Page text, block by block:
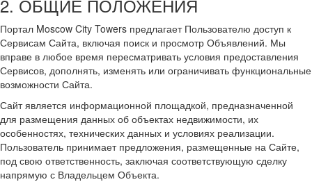
2. ОБЩИЕ ПОЛОЖЕНИЯ
Портал Moscow City Towers предлагает Пользователю доступ к
Сервисам Сайта, включая поиск и просмотр Объявлений. Мы
вправе в любое время пересматривать условия предоставления
Сервисов, дополнять, изменять или ограничивать функциональные
возможности Сайта.
Сайт является информационной площадкой, предназначенной
для размещения данных об объектах недвижимости, их
особенностях, технических данных и условиях реализации.
Пользователь принимает предложения, размещенные на Сайте,
под свою ответственность, заключая соответствующую сделку
напрямую с Владельцем Объекта.